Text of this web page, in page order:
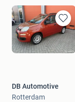
in
Mijn
DB Automotive
Rotterdam